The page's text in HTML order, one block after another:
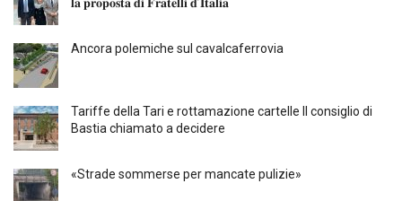
Ancora polemiche sul cavalcaferrovia
Tariffe della Tari e rottamazione cartelle Il consiglio di
Bastia chiamato a decidere
«Strade sommerse per mancate pulizie»